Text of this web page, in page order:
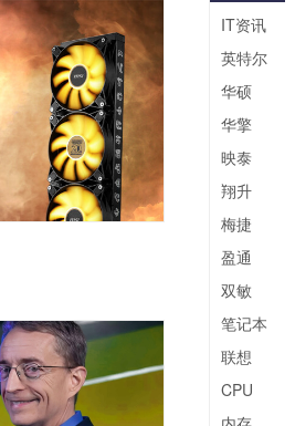
IT资讯
英特尔
华硕
华擎
映泰
翔升
梅捷
盈通
双敏
笔记本
联想
CPU